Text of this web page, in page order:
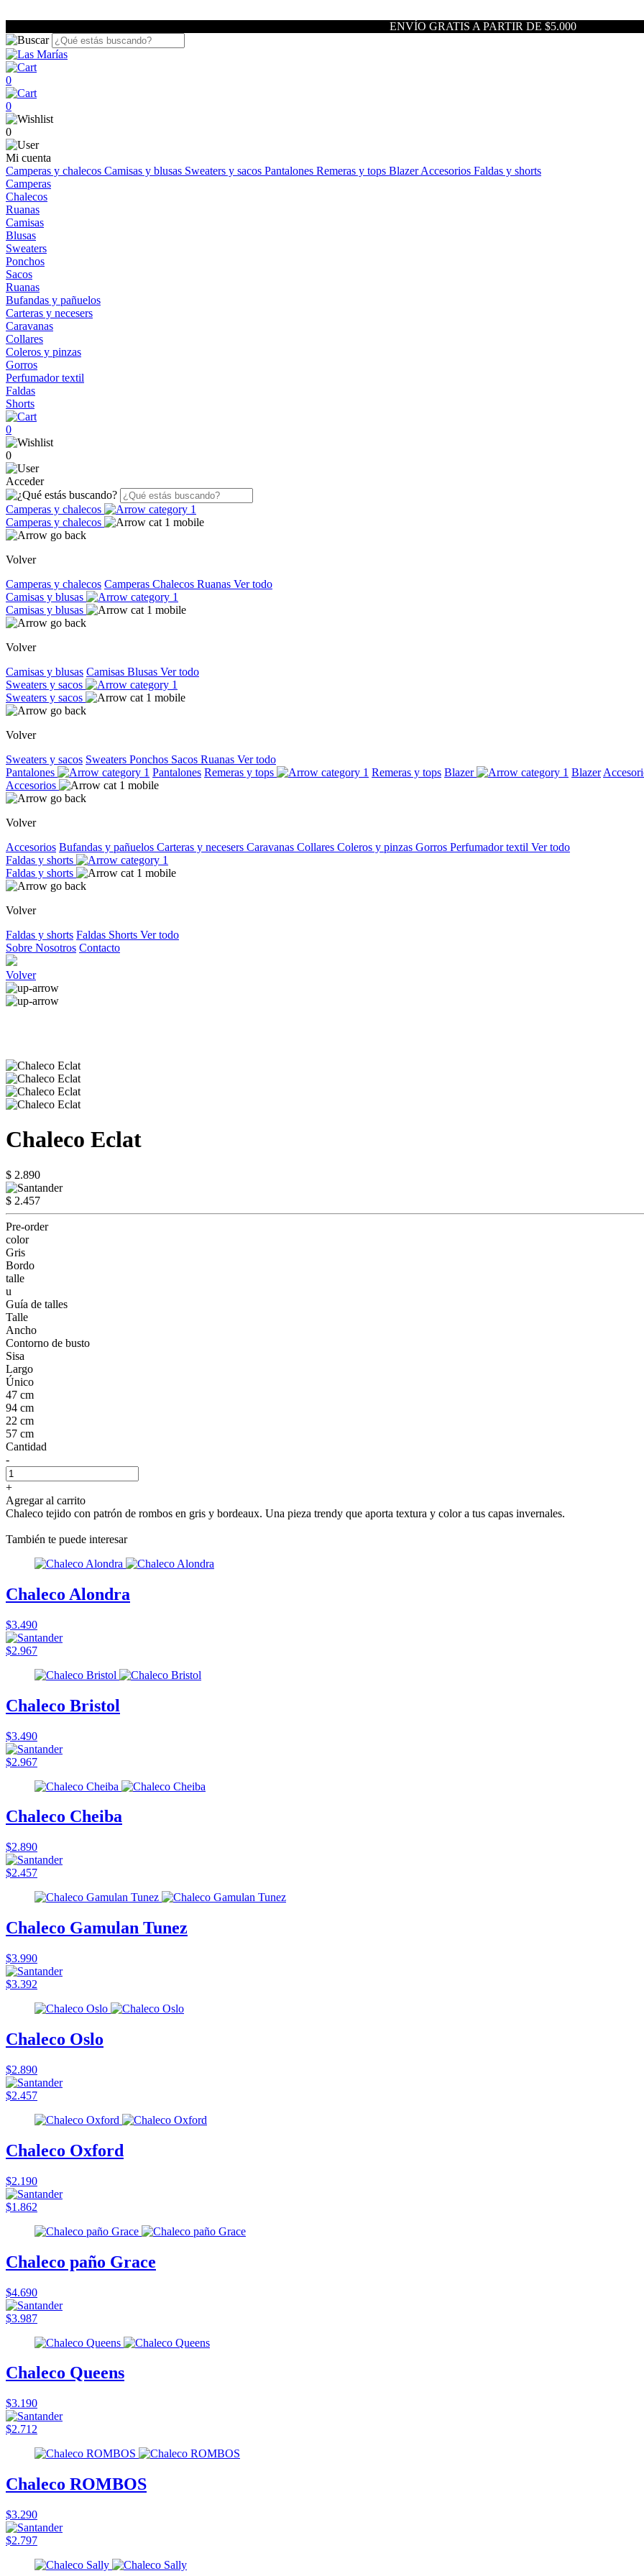
ENVÍO GRATIS A PARTIR DE $5.000
0
0
0
Mi cuenta
Camperas y chalecos Camisas y blusas Sweaters y sacos Pantalones Remeras y tops BlazerAccesorios Faldas y shorts
Camperas
Chalecos
Ruanas
Camisas
Blusas
Sweaters
Ponchos
Sacos
Ruanas
Bufandas y pañuelos
Carteras y necesers
Caravanas
Collares
Coleros y pinzas
Gorros
Perfumador textil
Faldas
Shorts
0
0
Acceder
Camperas y chalecos
Camperas y chalecos
Volver
Camperas y chalecos Camperas Chalecos Ruanas Ver todo
Camisas y blusas
Camisas y blusas
Volver
Camisas y blusas Camisas Blusas Ver todo
Sweaters y sacos
Sweaters y sacos
Volver
Sweaters y sacos Sweaters Ponchos Sacos Ruanas Ver todo
Pantalones
Pantalones Remeras y tops Remeras y tops Blazer Blazer
Accesorios
Volver
Accesorios Bufandas y pañuelos Carteras y necesers Caravanas Collares Coleros y pinzas Gorros Perfumador textil Ver todo
Faldas y shorts
Faldas y shorts
Volver
Faldas y shorts Faldas Shorts Ver todo
Sobre Nosotros Contacto
Volver
Chaleco Eclat
$ 2.890
$ 2.457
Pre-order
color
Gris
Bordo
talle
u
Guía de talles
Talle
Ancho
Contorno de busto
Sisa
Largo
Único
47 cm
94 cm
22 cm
57 cm
Cantidad
-
+
Agregar al carrito
Chaleco tejido con patrón de rombos en gris y bordeaux. Una pieza trendy que aporta textura y color a tus capas invernales.
También te puede interesar
Chaleco Alondra
$3.490
$2.967
Chaleco Bristol
$3.490
$2.967
Chaleco Cheiba
$2.890
$2.457
Chaleco Gamulan Tunez
$3.990
$3.392
Chaleco Oslo
$2.890
$2.457
Chaleco Oxford
$2.190
$1.862
Chaleco paño Grace
$4.690
$3.987
Chaleco Queens
$3.190
$2.712
Chaleco ROMBOS
$3.290
$2.797